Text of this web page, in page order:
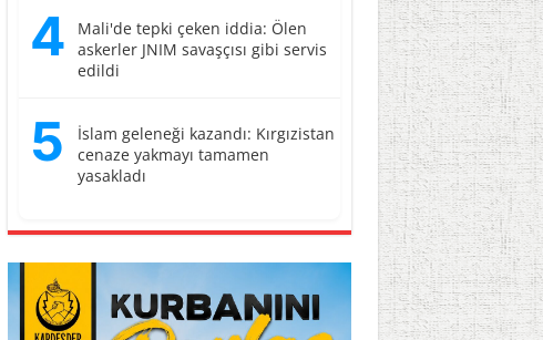
4
Mali'de tepki çeken iddia: Ölen
askerler JNIM savaşçısı gibi servis
edildi
5
İslam geleneği kazandı: Kırgızistan
cenaze yakmayı tamamen
yasakladı